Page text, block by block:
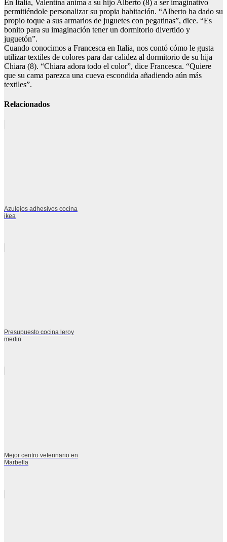
En Italia, Valentina anima a su hijo Alberto (8) a ser imaginativo
permitiéndole personalizar su propia habitación. “Alberto ha dado su
propio toque a sus armarios de juguetes con pegatinas”, dice. “Es
bonito para su imaginación tener un dormitorio divertido y
juguetón”.
Cuando conocimos a Francesca en Italia, nos contó cómo le gusta
utilizar textiles de colores para dar calidez al dormitorio de su hija
Chiara (8). “Chiara adora todo el color”, dice Francesca. “Quiere
que su cama parezca una cueva escondida añadiendo aún más
textiles”.
Relacionados
Azulejos adhesivos cocina
ikea
Presupuesto cocina leroy
merlin
Mejor centro veterinario en
Marbella